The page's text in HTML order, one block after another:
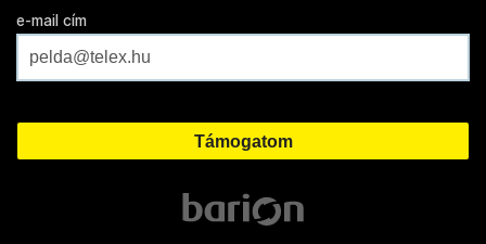
e-mail cím